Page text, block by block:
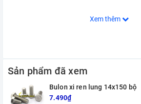
Xem thêm
Sản phẩm đã xem
Bulon xi ren lung 14x150 bộ
7.490₫